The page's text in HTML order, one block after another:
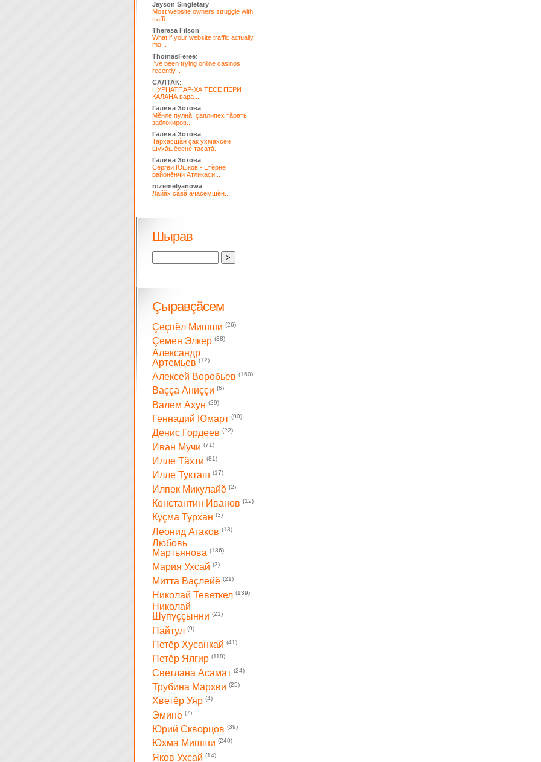
Jayson Singletary:
Most website owners struggle with
traffi...
Theresa Filson:
What if your website traffic actually
ma...
ThomasFeree:
I've been trying online casinos
recently...
САЛТАК:
НУРНАТПАР-ХА ТЕСЕ ПЁРИ
КАЛАНА вара ...
Галина Зотова:
Мĕнле пулнă, çаплипех тăрать,
заблокиров...
Галина Зотова:
Тархасшăн çак ухмахсен
шухăшĕсене тасатă...
Галина Зотова:
Сергей Юшков - Етĕрне
районĕнчи Атликаси...
rozemelyanowa:
Лайăх сăвă ачасемшĕн...
Шырав
Çыравçăсем
Çеçпĕл Мишши (26)
Çемен Элкер (38)
Александр
Артемьев (12)
Алексей Воробьев (160)
Ваççа Аниççи (6)
Валем Ахун (29)
Геннадий Юмарт (90)
Денис Гордеев (22)
Иван Мучи (71)
Илле Тăхти (81)
Илле Тукташ (17)
Илпек Микулайĕ (2)
Константин Иванов (12)
Куçма Турхан (3)
Леонид Агаков (13)
Любовь
Мартьянова (186)
Мария Ухсай (3)
Митта Ваçлейĕ (21)
Николай Теветкел (139)
Николай
Шупуççынни (21)
Пайтул (9)
Петĕр Хусанкай (41)
Петĕр Ялгир (118)
Светлана Асамат (24)
Трубина Мархви (25)
Хветĕр Уяр (4)
Эмине (7)
Юрий Скворцов (39)
Юхма Мишши (240)
Яков Ухсай (14)